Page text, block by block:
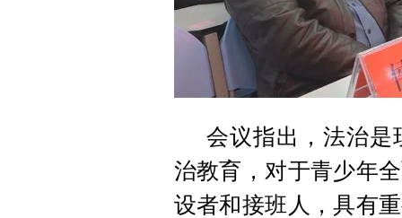
会议指出，法治是
治教育，对于青少年
设者和接班人，具有